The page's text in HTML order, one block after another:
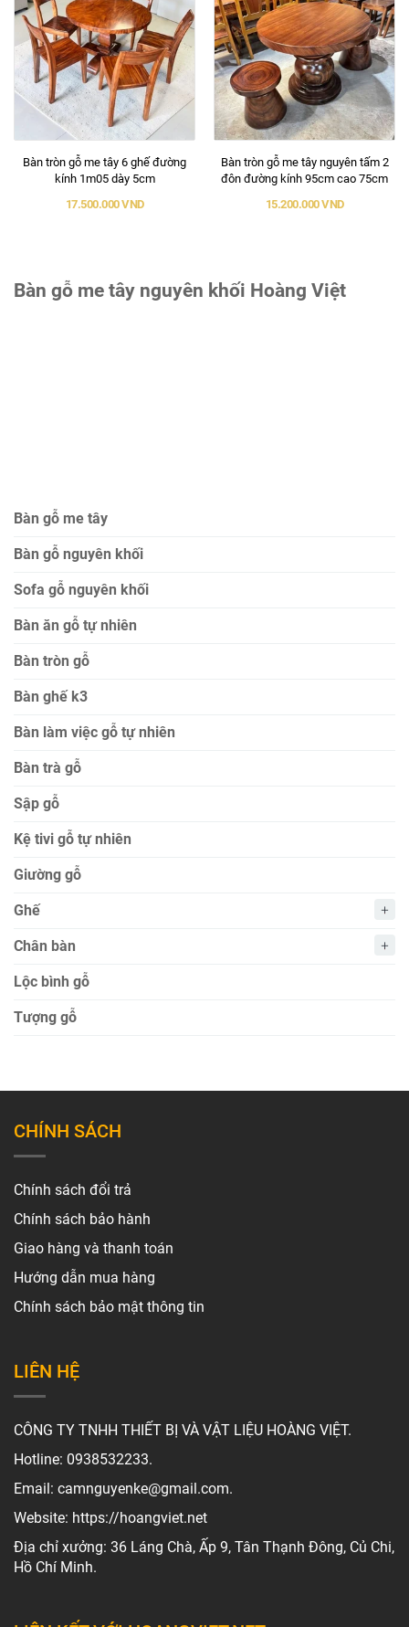
Bàn tròn gỗ me tây 6 ghế đường
kính 1m05 dày 5cm
17.500.000 VND
Bàn tròn gỗ me tây nguyên tấm 2
đôn đường kính 95cm cao 75cm
15.200.000 VND
Bàn gỗ me tây nguyên khối Hoàng Việt
Bàn gỗ me tây
Bàn gỗ nguyên khối
Sofa gỗ nguyên khối
Bàn ăn gỗ tự nhiên
Bàn tròn gỗ
Bàn ghế k3
Bàn làm việc gỗ tự nhiên
Bàn trà gỗ
Sập gỗ
Kệ tivi gỗ tự nhiên
Giường gỗ
Ghế
Chân bàn
Lộc bình gỗ
Tượng gỗ
CHÍNH SÁCH
Chính sách đổi trả
Chính sách bảo hành
Giao hàng và thanh toán
Hướng dẫn mua hàng
Chính sách bảo mật thông tin
LIÊN HỆ
CÔNG TY TNHH THIẾT BỊ VÀ VẬT LIỆU HOÀNG VIỆT.
Hotline: 0938532233.
Email: camnguyenke@gmail.com.
Website: https://hoangviet.net
Địa chỉ xưởng: 36 Láng Chà, Ấp 9, Tân Thạnh Đông, Củ Chi,
Hồ Chí Minh.